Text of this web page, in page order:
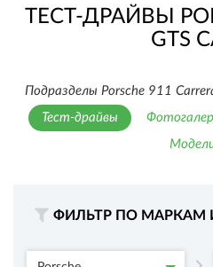
ТЕСТ-ДРАЙВЫ
GTS
Подразделы Porsche 911
Тест-драйвы
ФИЛЬТР ПО МАРКАМ